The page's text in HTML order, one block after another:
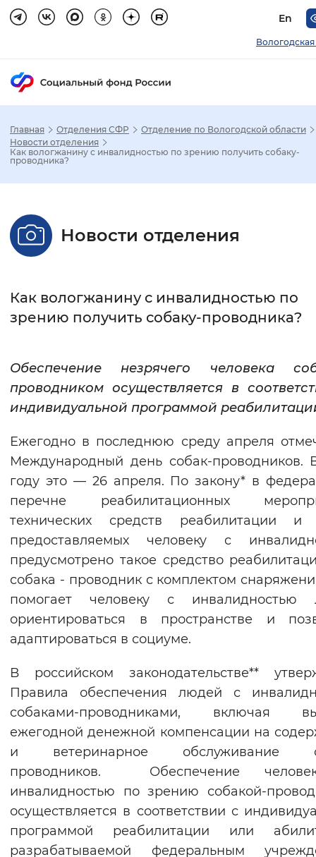
En
Стандартный Увеличенный
Без засечек С засечками
Нормальный Увеличенный
Цвет сайта
Синий фон
Изображения
Включены Выключены
Звуковой ассистент
Воспроизвести Остановить
Вернуть стандартные настройки
Главная Отделения СФР
Отделение по Вологодской области
Новости отделения
Как вологжанину с инвалидностью по зрению получить собаку-
проводника?
Новости отделения
Как вологжанину с инвалидностью по
зрению получить собаку-проводника?
Обеспечение незрячего человека
проводником осуществляется в
индивидуальной программой
Ежегодно в последнюю среду апреля
Международный день собак-проводников.
году это — 26 апреля. По закону* в
перечне реабилитационных
технических средств реабилитации и
предоставляемых человеку с
предусмотрено такое средство
собака - проводник с комплектом
помогает человеку с инвалидностью
ориентироваться в пространстве и
адаптироваться в социуме.
В российском законодательстве**
Правила обеспечения людей с
собаками-проводниками, включая
ежегодной денежной компенсации на
и ветеринарное обслуживание
проводников. Обеспечение
инвалидностью по зрению собакой-
осуществляется в соответствии с
программой реабилитации или
разрабатываемой федеральным